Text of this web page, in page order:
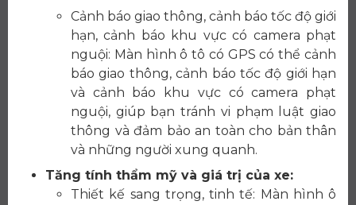
Cảnh báo giao thông, cảnh báo tốc độ giới
hạn, cảnh báo khu vực có camera phạt
nguội: Màn hình ô tô có GPS có thể cảnh
báo giao thông, cảnh báo tốc độ giới hạn
và cảnh báo khu vực có camera phạt
nguội, giúp bạn tránh vi phạm luật giao
thông và đảm bảo an toàn cho bản thân
và những người xung quanh.
Tăng tính thẩm mỹ và giá trị của xe:
Thiết kế sang trọng, tinh tế: Màn hình ô